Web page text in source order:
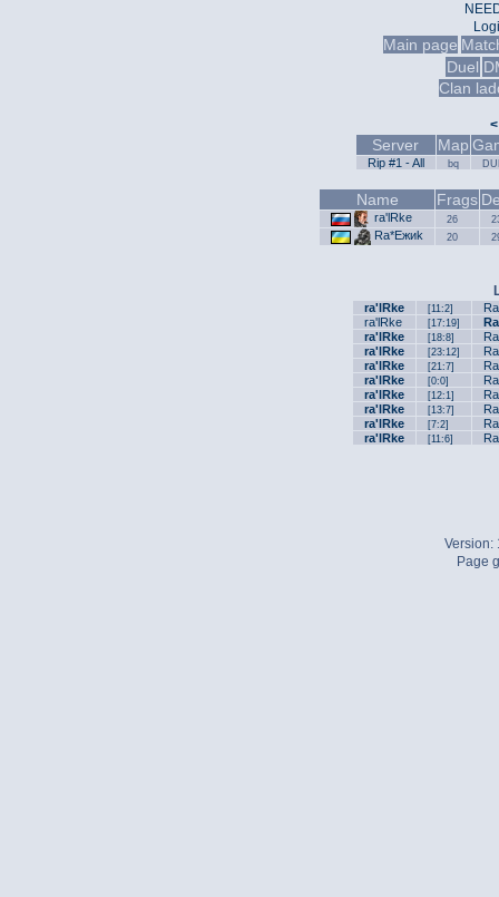
Main page
Duel
Clan
<
Server Map
Rip #1 - All bq
Name Frags
ra'lRke 26
Ra*Ежиk 20
ra'lRke [11:2]
ra'lRke
[17:19]
ra'lRke
[18:8]
ra'lRke
[23:12]
ra'lRke
[21:7]
ra'lRke
[0:0]
ra'lRke
[12:1]
ra'lRke
[13:7]
ra'lRke
[7:2]
ra'lRke
[11:6]
Version:
Page